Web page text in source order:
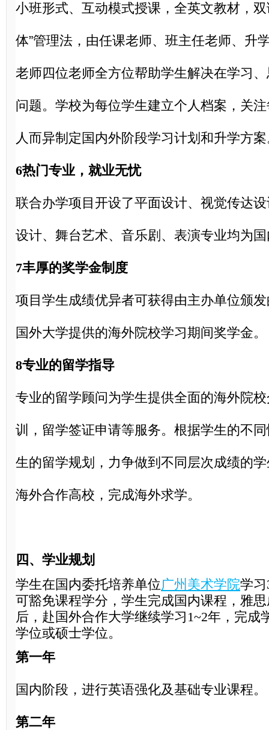
小班形式、互动模式授课，全英文教材，
体”管理法，由任课老师、班主任老师、升
老师四位老师全方位帮助学生解决在学习
问题。学校为每位学生建立个人档案，关
人而异制定国内外阶段学习计划和升学方
6热门专业，就业无忧
联合办学项目开设了平面设计、视觉传达
设计、舞台艺术、音乐剧、表演专业均为
7丰厚的奖学金制度
项目学生成绩优异者可获得由主办单位颁
国外大学提供的海外院校学习期间奖学金。
8专业的留学指导
专业的留学顾问为学生提供全面的海外院
训，留学签证申请等服务。根据学生的不
生的留学规划，力争做到不同层次成绩的
海外合作高校，完成海外求学。
四、学业规划
学生在国内委托培养单位广州美术学院学
可豁免课程学分，学生完成国内课程，雅
后，赴国外合作大学继续学习1~2年，完成
学位或硕士学位。
第一年
国内阶段，进行英语强化及基础专业课程。
第二年